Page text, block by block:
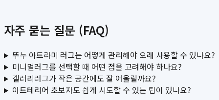
자주 묻는 질문 (FAQ)
뚜누 아트라미 러그는 어떻게 관리해야 오래 사용할 수 있나요?
미니멀러그를 선택할 때 어떤 점을 고려해야 하나요?
갤러리러그가 작은 공간에도 잘 어울릴까요?
아트테리어 초보자도 쉽게 시도할 수 있는 팁이 있나요?